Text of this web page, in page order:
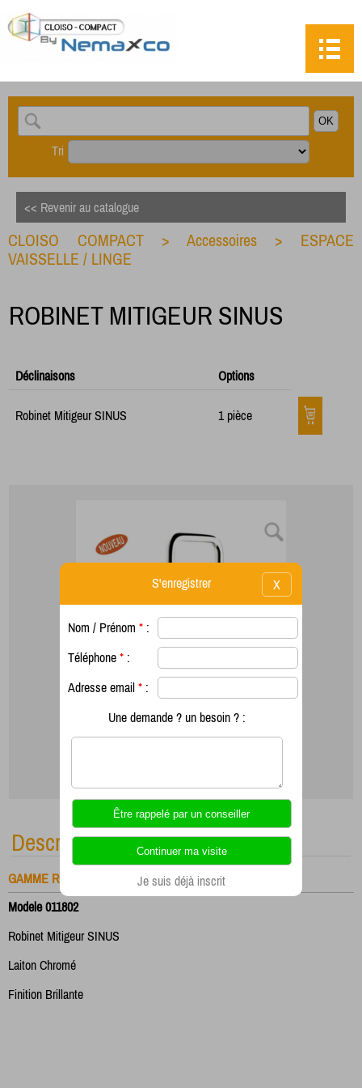
Tri
<< Revenir au catalogue
CLOISO COMPACT > Accessoires >
ESPACE
VAISSELLE / LINGE
ROBINET MITIGEUR SINUS
Déclinaisons Options
Robinet Mitigeur SINUS 1 pièce
Description
GAMME ROBINET MITIGEUR
Modele 011802
Robinet Mitigeur SINUS
Laiton Chromé
Finition Brillante
X
S'enregistrer
Nom / Prénom * :
Téléphone * :
Adresse email * :
Une demande ? un besoin ? :
Je suis déjà inscrit